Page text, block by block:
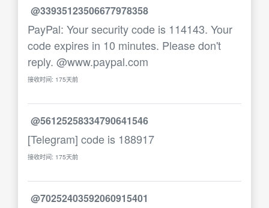
@33935123506677978358
PayPal: Your security code is 114143. Your
code expires in 10 minutes. Please don't
reply. @www.paypal.com
接收时间: 175天前
@56125258334790641546
[Telegram] code is 188917
接收时间: 175天前
@70252403592060915401